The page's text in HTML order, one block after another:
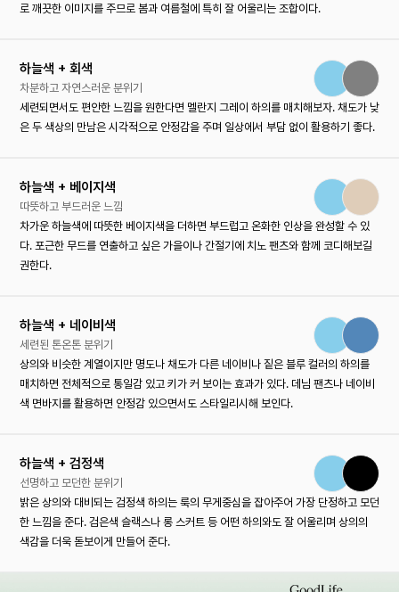
로 깨끗한 이미지를 주므로 봄과 여름철에 특히 잘 어울리는 조합이다.
하늘색 + 회색
차분하고 자연스러운 분위기
세련되면서도 편안한 느낌을 원한다면 멜란지 그레이 하의를 매치해보자. 채도가 낮
은 두 색상의 만남은 시각적으로 안정감을 주며 일상에서 부담 없이 활용하기 좋다.
하늘색 + 베이지색
따뜻하고 부드러운 느낌
차가운 하늘색에 따뜻한 베이지색을 더하면 부드럽고 온화한 인상을 완성할 수 있
다. 포근한 무드를 연출하고 싶은 가을이나 간절기에 치노 팬츠와 함께 코디해보길
권한다.
하늘색 + 네이비색
세련된 톤온톤 분위기
상의와 비슷한 계열이지만 명도나 채도가 다른 네이비나 짙은 블루 컬러의 하의를
매치하면 전체적으로 통일감 있고 키가 커 보이는 효과가 있다. 데님 팬츠나 네이비
색 면바지를 활용하면 안정감 있으면서도 스타일리시해 보인다.
하늘색 + 검정색
선명하고 모던한 분위기
밝은 상의와 대비되는 검정색 하의는 룩의 무게중심을 잡아주어 가장 단정하고 모던
한 느낌을 준다. 검은색 슬랙스나 롱 스커트 등 어떤 하의와도 잘 어울리며 상의의
색감을 더욱 돋보이게 만들어 준다.